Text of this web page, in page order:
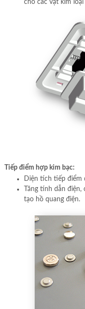
cho các vật kim
Tiếp điểm hợp kim bạc:
Diện tích tiếp điểm
Tăng tính dẫn
tạo hồ quang điện.